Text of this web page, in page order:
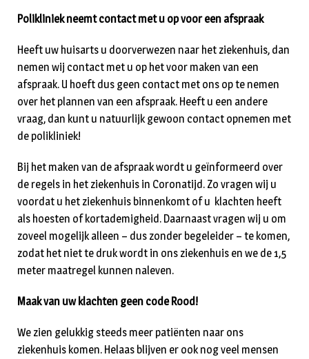
Polikliniek neemt contact met u op voor een afspraak
Heeft uw huisarts u doorverwezen naar het ziekenhuis, dan
nemen wij contact met u op het voor maken van een
afspraak. U hoeft dus geen contact met ons op te nemen
over het plannen van een afspraak. Heeft u een andere
vraag, dan kunt u natuurlijk gewoon contact opnemen met
de polikliniek!
Bij het maken van de afspraak wordt u geïnformeerd over
de regels in het ziekenhuis in Coronatijd. Zo vragen wij u
voordat u het ziekenhuis binnenkomt of u klachten heeft
als hoesten of kortademigheid. Daarnaast vragen wij u om
zoveel mogelijk alleen – dus zonder begeleider – te komen,
zodat het niet te druk wordt in ons ziekenhuis en we de 1,5
meter maatregel kunnen naleven.
Maak van uw klachten geen code Rood!
We zien gelukkig steeds meer patiënten naar ons
ziekenhuis komen. Helaas blijven er ook nog veel mensen